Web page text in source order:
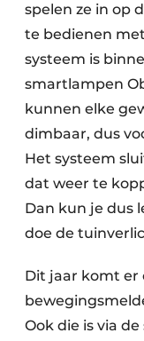
spelen ze in op
te bedienen
systeem is
smartlampen
kunnen elke
dimbaar, dus
Het systeem
dat weer te
Dan kun je dus
doe de
Dit jaar komt er
Ook die is via